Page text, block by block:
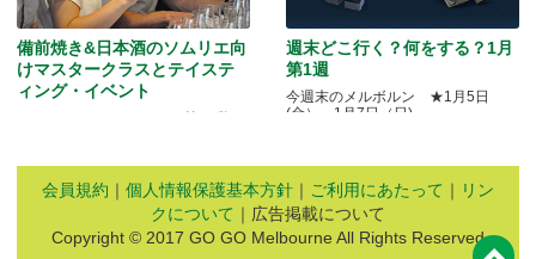
備前焼き&日本酒のソムリエ向
けマスタークラスとテイステ
ィング・イベント
週末どこ行く？何をする？1月
第1週
今週末のメルボルン ★1月5日
(金）～1月7日（日)
会員規約 ｜ 個人情報保護基本方針 ｜ ご利用にあたって ｜ リン
クについて ｜広告掲載について
Copyright © 2017 GO GO Melbourne All Rights Reserved